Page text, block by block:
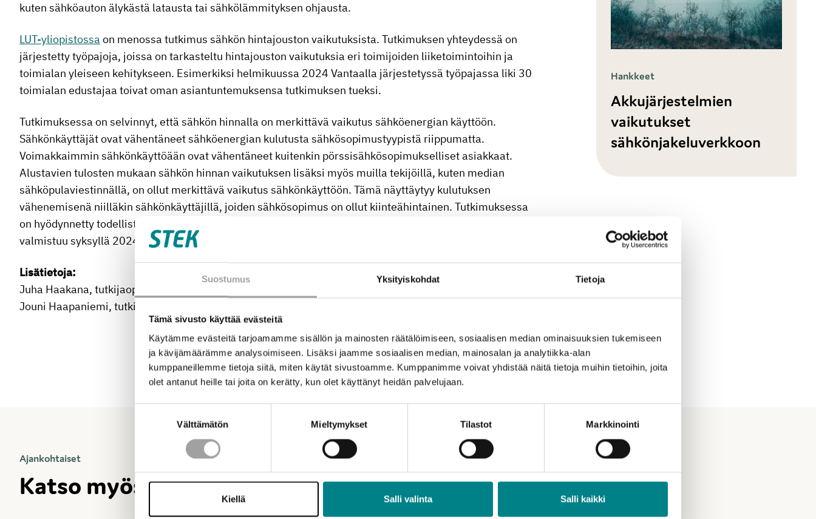
Suostumus Yksityiskohdat Tietoja
Tämä sivusto käyttää evästeitä
Käytämme evästeitä tarjoamamme sisällön ja mainosten räätälöimiseen, sosiaalisen median ominaisuuksien tukemiseen
ja kävijämäärämme analysoimiseen. Lisäksi jaamme sosiaalisen median, mainosalan ja analytiikka-alan
kumppaneillemme tietoja siitä, miten käytät sivustoamme. Kumppanimme voivat yhdistää näitä tietoja muihin tietoihin, joita
olet antanut heille tai joita on kerätty, kun olet käyttänyt heidän palvelujaan.
Välttämätön Mieltymykset Tilastot Markkinointi
Kiellä Salli valinta Salli kaikki
kuten sähköauton älykästä latausta tai sähkölämmityksen ohjausta.
LUT-yliopistossaon menossa tutkimus sähkön hintajouston vaikutuksista. Tutkimuksen yhteydessä on
järjestetty työpajoja, joissa on tarkasteltu hintajouston vaikutuksia eri toimijoiden liiketoimintoihin ja
toimialan yleiseen kehitykseen. Esimerkiksi helmikuussa 2024 Vantaalla järjestetyssä työpajassa liki 30
toimialan edustajaa toivat oman asiantuntemuksensa tutkimuksen tueksi.
Tutkimuksessa on selvinnyt, että sähkön hinnalla on merkittävä vaikutus sähköenergian käyttöön.
Sähkönkäyttäjät ovat vähentäneet sähköenergian kulutusta sähkösopimustyypistä riippumatta.
Voimakkaimmin sähkönkäyttöään ovat vähentäneet kuitenkin pörssisähkösopimukselliset asiakkaat.
Alustavien tulosten mukaan sähkön hinnan vaikutuksen lisäksi myös muilla tekijöillä, kuten median
sähköpulaviestinnällä, on ollut merkittävä vaikutus sähkönkäyttöön. Tämä näyttäytyy kulutuksen
vähenemisenä niilläkin sähkönkäyttäjillä, joiden sähkösopimus on ollut kiinteähintainen. Tutkimuksessa
on hyödynnetty todellista tuhansien sähkönkäyttäjien tuntimitattua sähkönkulutusaineistoa. Tutkimus
valmistuu syksyllä 2024.
Lisätietoja:
Juha Haakana, tutkijaopettaja, LUT-yliopisto, 040 833 7848,
juha.haakana@lut.fi
Jouni Haapaniemi, tutkijatohtori, LUT-yliopisto,
Hankkeet
Akkujärjestelmien
vaikutukset
sähkönjakeluverkkoon
Ajankohtaiset
Katso myös